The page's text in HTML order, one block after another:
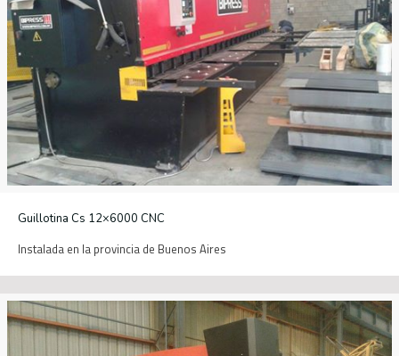
Guillotina Cs 12×6000 CNC
Instalada en la provincia de Buenos Aires